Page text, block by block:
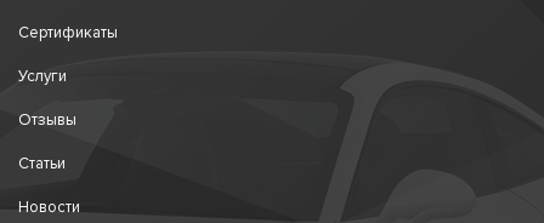
Сертификаты
Услуги
Отзывы
Статьи
Новости